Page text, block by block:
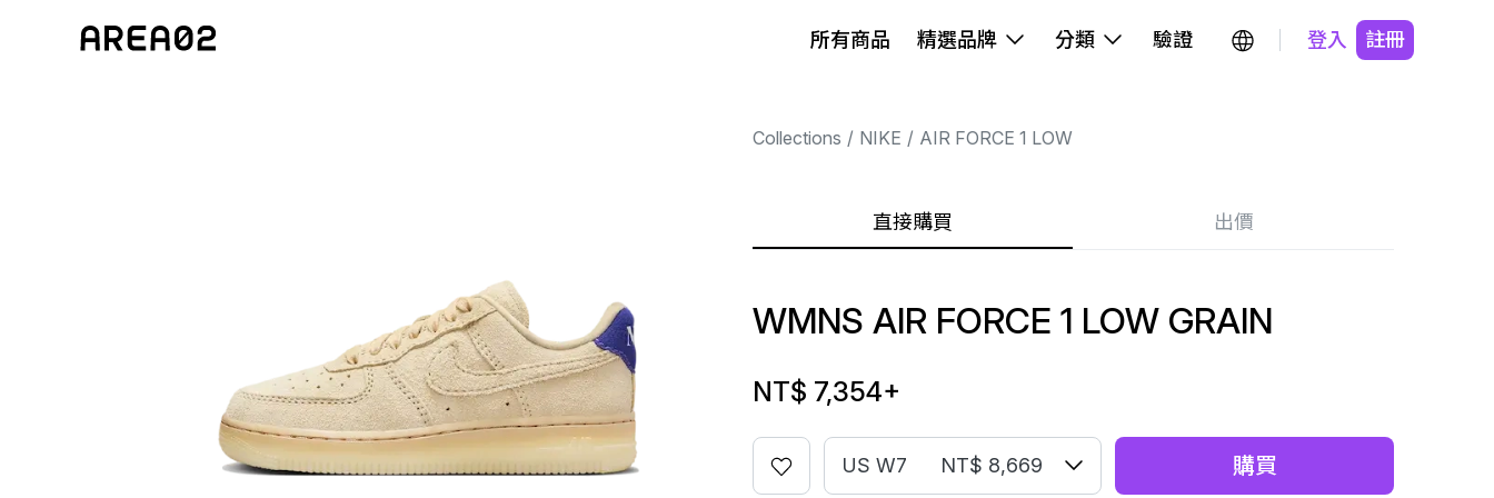
所有商品 精選品牌 分類 驗證 登入 註冊
Collections NIKE AIR FORCE 1 LOW
直接購買 出價
WMNS AIR FORCE 1 LOW GRAIN
NT$ 7,354+
US W7 NT$ 8,669 購買